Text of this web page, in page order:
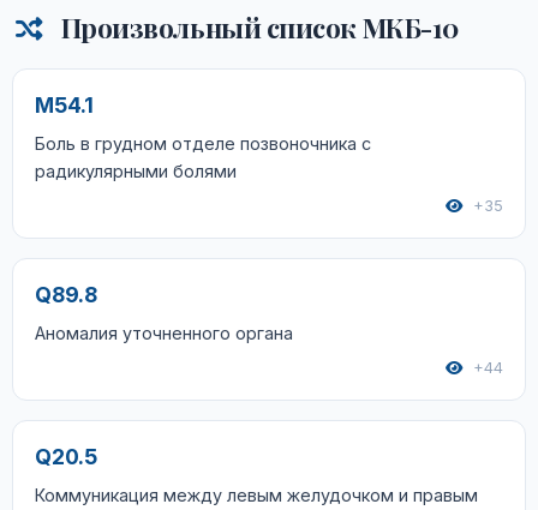
Произвольный список МКБ-10
M54.1
Боль в грудном отделе позвоночника с
радикулярными болями
+35
Q89.8
Аномалия уточненного органа
+44
Q20.5
Коммуникация между левым желудочком и правым